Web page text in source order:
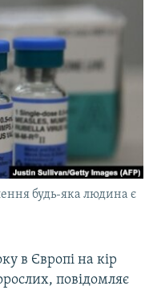
будь-яка людина є
в Європі на кір
повідомляє